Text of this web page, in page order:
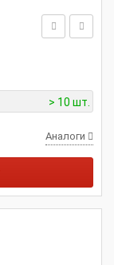
> 10 шт.
Аналоги